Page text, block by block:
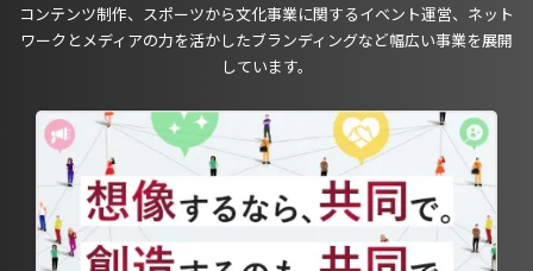
コンテンツ制作、スポーツから文化事業に関するイベント運営、ネット
ワークとメディアの力を活かしたブランディングなど幅広い事業を展開
しています。